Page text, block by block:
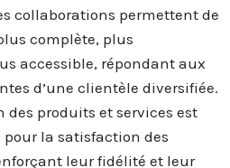
collaborations permettent de
complète, plus
accessible, répondant aux
d’une clientèle diversifiée.
des produits et services est
la satisfaction des
leur fidélité et leur